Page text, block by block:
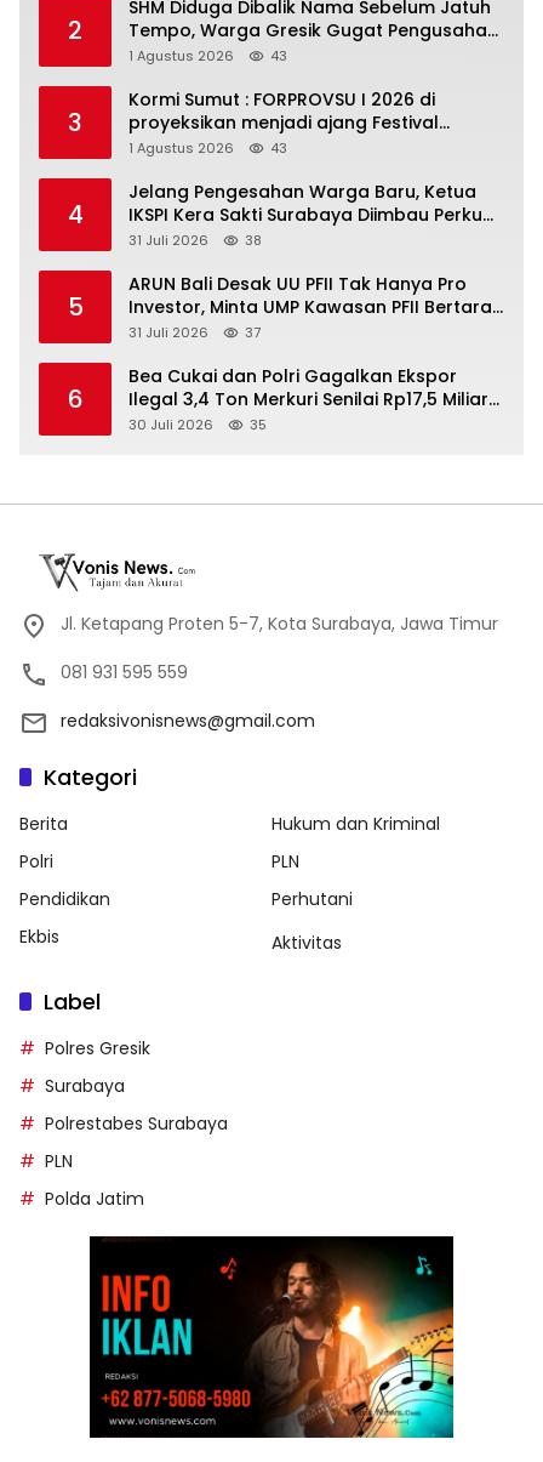
2
SHM Diduga Dibalik Nama Sebelum Jatuh
Tempo, Warga Gresik Gugat Pengusaha
Rokok dan Somasi Kepala Desa
1 Agustus 2026 43
3
Kormi Sumut : FORPROVSU I 2026 di
proyeksikan menjadi ajang Festival
Olahraga Masyarakat dengan Pegiat
1 Agustus 2026 43
4
Jelang Pengesahan Warga Baru, Ketua
IKSPI Kera Sakti Surabaya Diimbau Perkuat
Pembinaan dan Jaga Kondusivitas
31 Juli 2026 38
5
ARUN Bali Desak UU PFII Tak Hanya Pro
Investor, Minta UMP Kawasan PFII Bertaraf
Internasional
31 Juli 2026 37
6
Bea Cukai dan Polri Gagalkan Ekspor
Ilegal 3,4 Ton Merkuri Senilai Rp17,5 Miliar
di Tanjung Perak, Tujuan Afrika
30 Juli 2026 35
Jl. Ketapang Proten 5-7, Kota Surabaya, Jawa Timur
081 931 595 559
redaksivonisnews@gmail.com
Kategori
Berita
Hukum dan Kriminal
Polri
PLN
Pendidikan
Perhutani
Ekbis
Aktivitas
Label
Polres Gresik
Surabaya
Polrestabes Surabaya
PLN
Polda Jatim